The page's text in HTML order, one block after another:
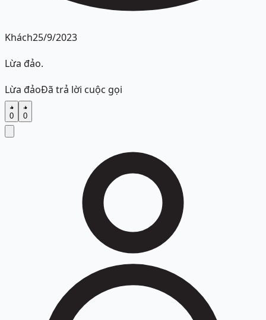
Khách25/9/2023
Lừa đảo.
Lừa đảoĐã trả lời cuộc gọi
0 0